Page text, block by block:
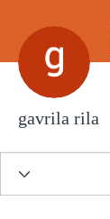
gavrila rila